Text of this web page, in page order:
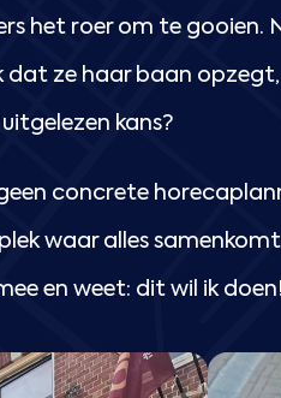
het roer om te
dat ze haar baan
kans?
concrete
waar alles
en weet: dit wil ik